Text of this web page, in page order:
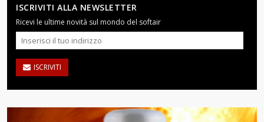
ISCRIVITI ALLA NEWSLETTER
Ricevi le ultime novità sul mondo del softair
ISCRIVITI